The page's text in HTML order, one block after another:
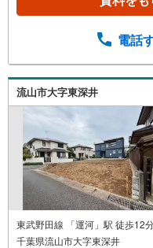
電話
流山市大字東深井
東武野田線 「運河」駅 徒歩12
千葉県流山市大字東深井